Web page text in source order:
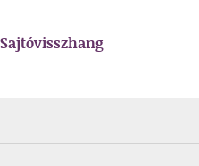
Sajtóvisszhang